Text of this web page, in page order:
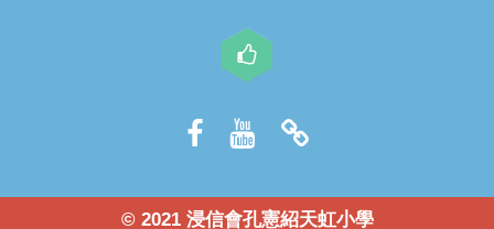
© 2021 浸信會孔憲紹天虹小學